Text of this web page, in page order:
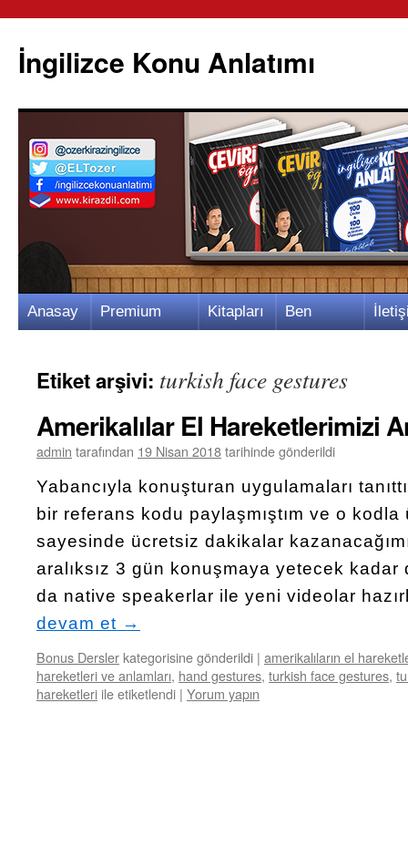
İngilizce Konu Anlatımı
İçeriğe
Anasay Premium Kitapları Ben
Etiket arşivi: turkish face gestures
Amerikalılar El Hareketlerimizi
admin tarafından 19 Nisan 2018tarihinde gönderildi
Yabancıyla konuşturan uygulamaları
bir referans kodu paylaşmıştım ve o kodla
sayesinde ücretsiz dakikalar
aralıksız 3 gün konuşmaya yetecek kadar
da native speakerlar ile yeni videolar
devam et →
Bonus Dersler kategorisine gönderildi | amerikalıların el
hareketleri ve anlamları, hand gestures, turkish face gestures,
hareketleri ile etiketlendi | Yorum yapın